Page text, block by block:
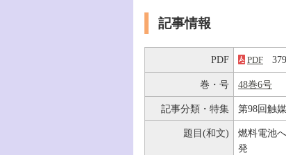
記事情報
PDF PDF
巻・号 48巻6号
記事分類・特集 第98回触
題目(和文)
燃料電池
発